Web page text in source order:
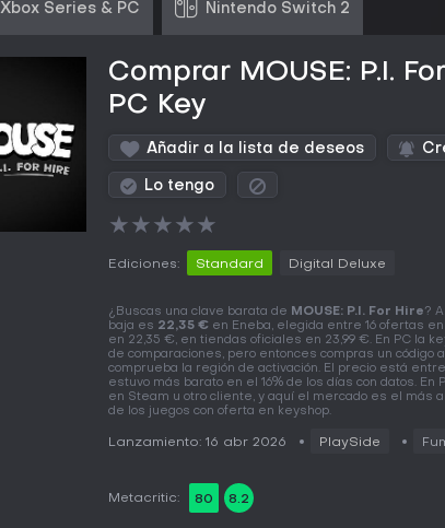
Xbox Series & PC Nintendo Switch 2
Comprar MOUSE: P.I.
PC Key
Añadir a la lista de deseos
Lo tengo
★★★★★
Ediciones: Standard Digital Deluxe
¿Buscas una clave barata de MOUSE: P.I. For Hire?
baja es 22,35 € en Eneba, elegida entre 16 ofertas
en 22,35 €, en tiendas oficiales en 23,99 €. En PC la
de comparaciones, pero entonces compras un código
comprueba la región de activación. El precio está
estuvo más barato en el 16% de los días con datos. En
en Steam u otro cliente, y aquí el mercado es el más
de los juegos con oferta en keyshop.
Lanzamiento: 16 abr 2026 PlaySide
Metacritic: 80 8.2